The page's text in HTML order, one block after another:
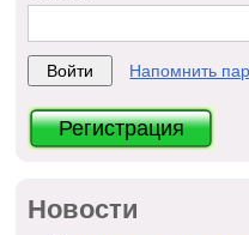
Напомнить
Регистрация
Новости